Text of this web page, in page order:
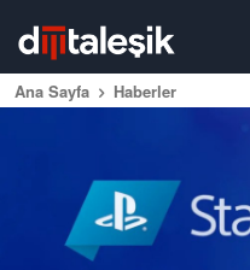
Ana Sayfa Haberler